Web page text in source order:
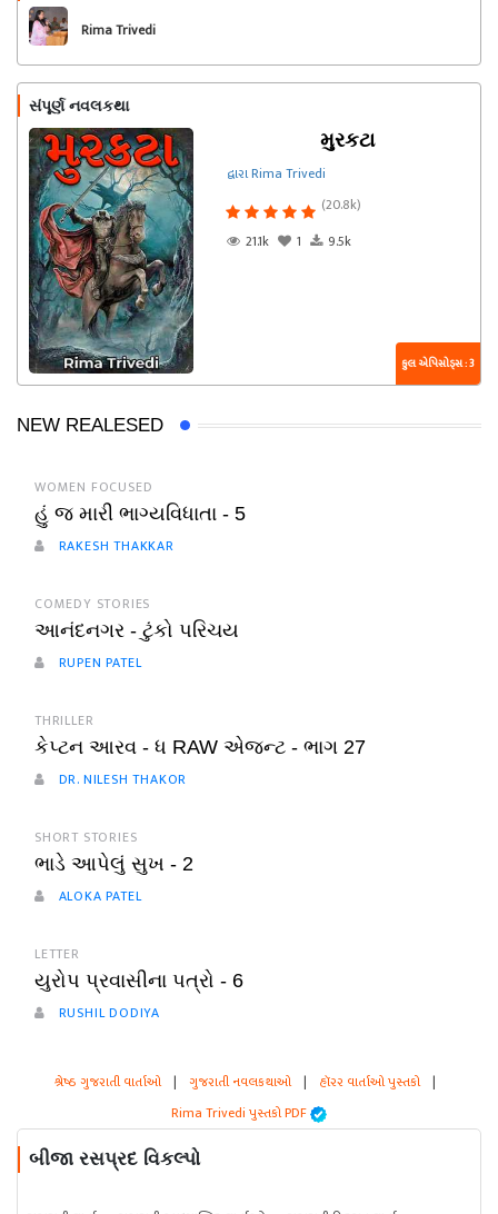
Rima Trivedi
સંપૂર્ણ નવલકથા
મુરકટા
દ્વારા Rima Trivedi
(20.8k)
21.1k
1 9.5k
કુલ એપિસોડ્સ : 3
NEW REALESED
WOMEN FOCUSED
હું જ મારી ભાગ્યવિધાતા - 5
RAKESH THAKKAR
COMEDY STORIES
આનંદનગર - ટુંકો પરિચય
RUPEN PATEL
THRILLER
કેપ્ટન આરવ - ધ RAW એજન્ટ - ભાગ 27
DR. NILESH THAKOR
SHORT STORIES
ભાડે આપેલું સુખ - 2
ALOKA PATEL
LETTER
યુરોપ પ્રવાસીના પત્રો - 6
RUSHIL DODIYA
શ્રેષ્ઠ ગુજરાતી વાર્તાઓ | ગુજરાતી નવલકથાઓ | હૉરર વાર્તાઓ પુસ્તકો |
Rima Trivedi પુસ્તકો PDF
બીજા રસપ્રદ વિકલ્પો